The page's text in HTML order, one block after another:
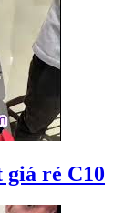
giá rẻ C10